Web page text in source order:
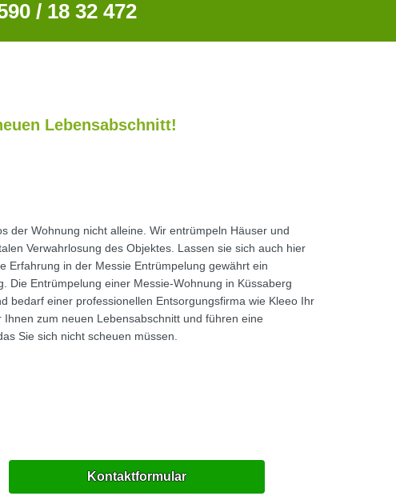
/ 18 32 472
Lebensabschnitt!
der Wohnung nicht alleine. Wir entrümpeln Häuser und
Verwahrlosung des Objektes. Lassen sie sich auch hier
Erfahrung in der Messie Entrümpelung gewährt ein
Die Entrümpelung einer Messie-Wohnung in Küssaberg
bedarf einer professionellen Entsorgungsfirma wie Kleeo Ihr
zum neuen Lebensabschnitt und führen eine
Sie sich nicht scheuen müssen.
Kontaktformular